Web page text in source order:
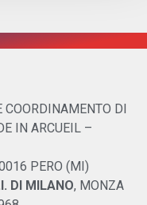
COORDINAMENTO DI
IN ARCUEIL –
PERO (MI)
DI MILANO, MONZA